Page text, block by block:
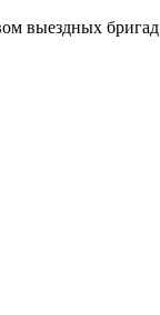
выездных бригад